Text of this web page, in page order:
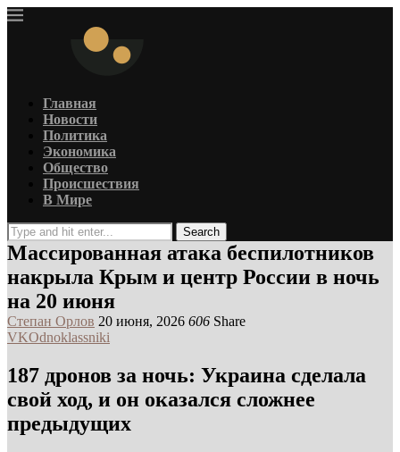
Главная
Новости
Политика
Экономика
Общество
Происшествия
В Мире
Search
Массированная атака беспилотников
накрыла Крым и центр России в ночь
на 20 июня
Степан Орлов 20 июня, 2026 606 Share
VKOdnoklassniki
187 дронов за ночь: Украина сделала
свой ход, и он оказался сложнее
предыдущих